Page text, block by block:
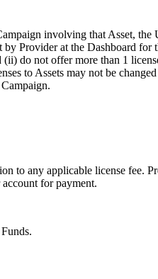
involving that Asset,
Provider at the Dashboard
do not offer more than 1
to Assets may not be
to any applicable license fee.
for payment.